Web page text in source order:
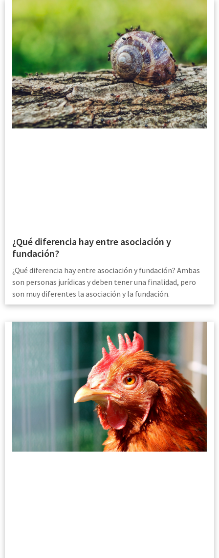
¿Qué diferencia hay entre asociación y
fundación?
¿Qué diferencia hay entre asociación y fundación? Ambas
son personas jurídicas y deben tener una finalidad, pero
son muy diferentes la asociación y la fundación.